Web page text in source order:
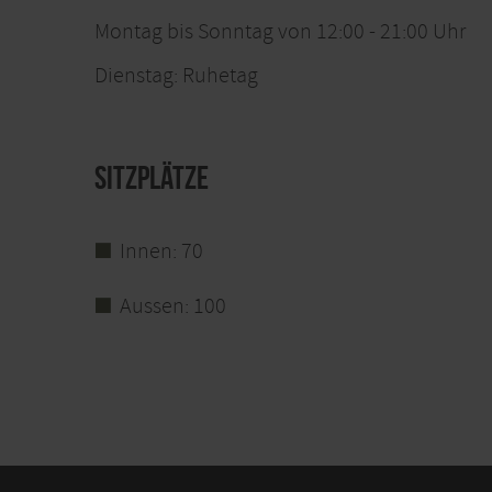
Montag bis Sonntag von 12:00 - 21:00 Uhr
Dienstag: Ruhetag
Sitzplätze
Innen: 70
Aussen: 100